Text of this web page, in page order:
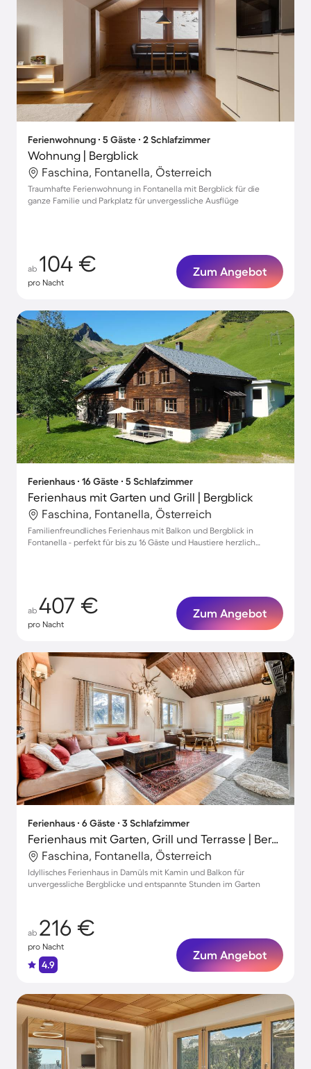
Ferienwohnung ∙ 5 Gäste ∙ 2 Schlafzimmer
Wohnung | Bergblick
Faschina, Fontanella, Österreich
Traumhafte Ferienwohnung in Fontanella mit Bergblick für die
ganze Familie und Parkplatz für unvergessliche Ausflüge
ab 104 €
pro Nacht
Zum Angebot
Ferienhaus ∙ 16 Gäste ∙ 5 Schlafzimmer
Ferienhaus mit Garten und Grill | Bergblick
Faschina, Fontanella, Österreich
Familienfreundliches Ferienhaus mit Balkon und Bergblick in
Fontanella - perfekt für bis zu 16 Gäste und Haustiere herzlich
ab 407 €
pro Nacht
Zum Angebot
Ferienhaus ∙ 6 Gäste ∙ 3 Schlafzimmer
Ferienhaus mit Garten, Grill und Terrasse | Bergblick | Nah am Skifahren
Faschina, Fontanella, Österreich
Idyllisches Ferienhaus in Damüls mit Kamin und Balkon für
unvergessliche Bergblicke und entspannte Stunden im Garten
ab 216 €
pro Nacht
4.9
Zum Angebot